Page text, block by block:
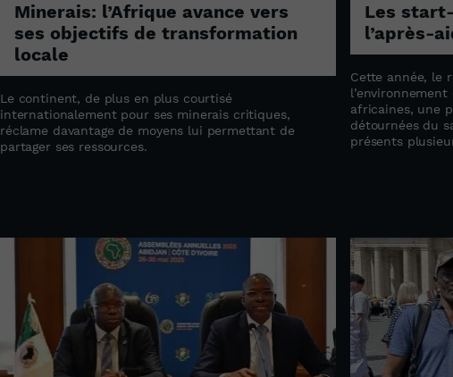
Minerais: l’Afrique avance vers
ses objectifs de transformation
locale
Le continent, de plus en plus courtisé
internationalement pour ses minerais critiques,
réclame davantage de moyens lui permettant de
partager ses ressources.
Les
l’après-
Cette année, le
africaines, une
détournées du
présents